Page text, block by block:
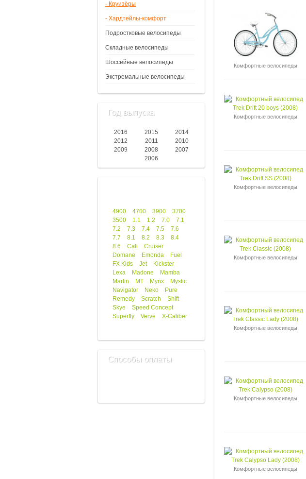
- Круизёры
- Хардтейлы-комфорт
Подростковые велосипеды
Складные велосипеды
Шоссейные велосипеды
Экстремальные велосипеды
Год выпуска
2016 2015
2014
2012
2011
2010
2009
2008
2007
2006
4900 4700 3900
3700
3500
1.1 1.2 7.0
7.1
7.2
7.3 7.4 7.5
7.6
7.7
8.1 8.2 8.3
8.4
8.6
Cali
Cruiser
Domane
Emonda
Fuel
FX Kids
Jet
Kickster
Lexa
Madone
Mamba
Marlin
MT Mynx
Mystic
Navigator
Neko
Pure
Remedy
Scratch
Shift
Skye
Speed Concept
Superfly
Verve X-Caliber
Способы оплаты
Комфортные велосипеды
Комфортные велосипеды
Комфортные велосипеды
Комфортные велосипеды
Комфортные велосипеды
Комфортные велосипеды
Комфортные велосипеды